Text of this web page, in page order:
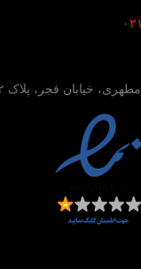
۴
تهران،